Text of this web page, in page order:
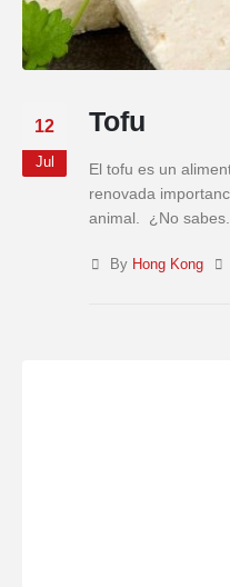
12
Jul
Tofu
El tofu es un
renovada
animal. ¿No
By Hong Kong